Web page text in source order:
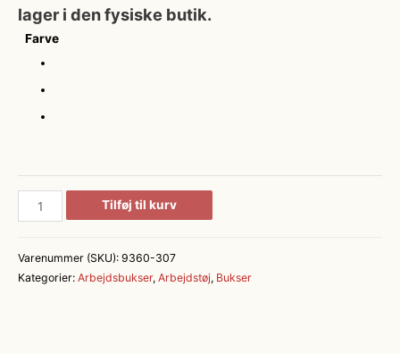
lager i den fysiske butik.
Farve
F.Engel
Hængelommer
Tilføj til kurv
Varenummer (SKU): 9360-307
Kategorier: Arbejdsbukser, Arbejdstøj, Bukser